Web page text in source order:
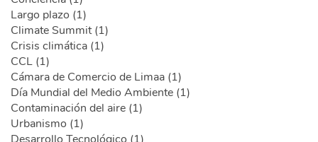
Largo plazo (1)
Climate Summit (1)
Crisis climática (1)
CCL (1)
Cámara de Comercio de Limaa (1)
Día Mundial del Medio Ambiente (1)
Contaminación del aire (1)
Urbanismo (1)